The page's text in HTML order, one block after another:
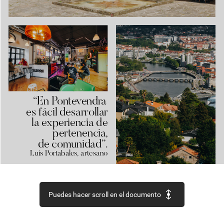
“En Pontevendra
es fácil desarrollar
la experiencia de
pertenencia,
de comunidad”.
Luis Portabales, artesano
Puedes hacer scroll en el documento